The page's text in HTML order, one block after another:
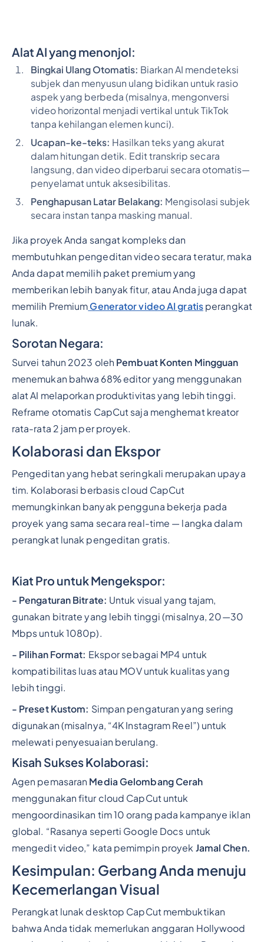
Alat AI yang menonjol:
Bingkai Ulang Otomatis: Biarkan AI mendeteksi
subjek dan menyusun ulang bidikan untuk rasio
aspek yang berbeda (misalnya, mengonversi
video horizontal menjadi vertikal untuk TikTok
tanpa kehilangan elemen kunci).
Ucapan-ke-teks: Hasilkan teks yang akurat
dalam hitungan detik. Edit transkrip secara
langsung, dan video diperbarui secara otomatis—
penyelamat untuk aksesibilitas.
Penghapusan Latar Belakang: Mengisolasi subjek
secara instan tanpa masking manual.
Jika proyek Anda sangat kompleks dan
membutuhkan pengeditan video secara teratur, maka
Anda dapat memilih paket premium yang
memberikan lebih banyak fitur, atau Anda juga dapat
memilih Premium Generator video AI gratisperangkat
lunak.
Sorotan Negara:
Survei tahun 2023 oleh Pembuat Konten Mingguan
menemukan bahwa 68% editor yang menggunakan
alat AI melaporkan produktivitas yang lebih tinggi.
Reframe otomatis CapCut saja menghemat kreator
rata-rata 2 jam per proyek.
Kolaborasi dan Ekspor
Pengeditan yang hebat seringkali merupakan upaya
tim. Kolaborasi berbasis cloud CapCut
memungkinkan banyak pengguna bekerja pada
proyek yang sama secara real-time — langka dalam
perangkat lunak pengeditan gratis.
Kiat Pro untuk Mengekspor:
- Pengaturan Bitrate: Untuk visual yang tajam,
gunakan bitrate yang lebih tinggi (misalnya, 20—30
Mbps untuk 1080p).
- Pilihan Format: Ekspor sebagai MP4 untuk
kompatibilitas luas atau MOV untuk kualitas yang
lebih tinggi.
- Preset Kustom: Simpan pengaturan yang sering
digunakan (misalnya, “4K Instagram Reel”) untuk
melewati penyesuaian berulang.
Kisah Sukses Kolaborasi:
Agen pemasaran Media Gelombang Cerah
menggunakan fitur cloud CapCut untuk
mengoordinasikan tim 10 orang pada kampanye iklan
global. “Rasanya seperti Google Docs untuk
mengedit video,” kata pemimpin proyek Jamal Chen.
Kesimpulan: Gerbang Anda menuju
Kecemerlangan Visual
Perangkat lunak desktop CapCut membuktikan
bahwa Anda tidak memerlukan anggaran Hollywood